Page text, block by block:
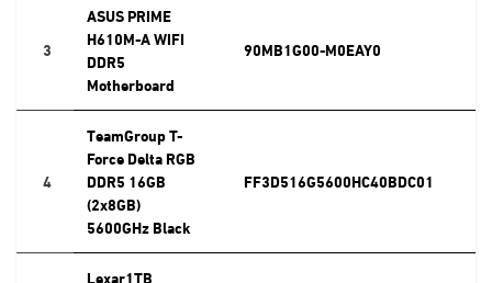
3
ASUS PRIME
H610M-A WIFI
DDR5
Motherboard
90MB1G00-M0EAY0
4
TeamGroup T-
Force Delta RGB
DDR5 16GB
(2x8GB)
5600GHz Black
FF3D516G5600HC40BDC01